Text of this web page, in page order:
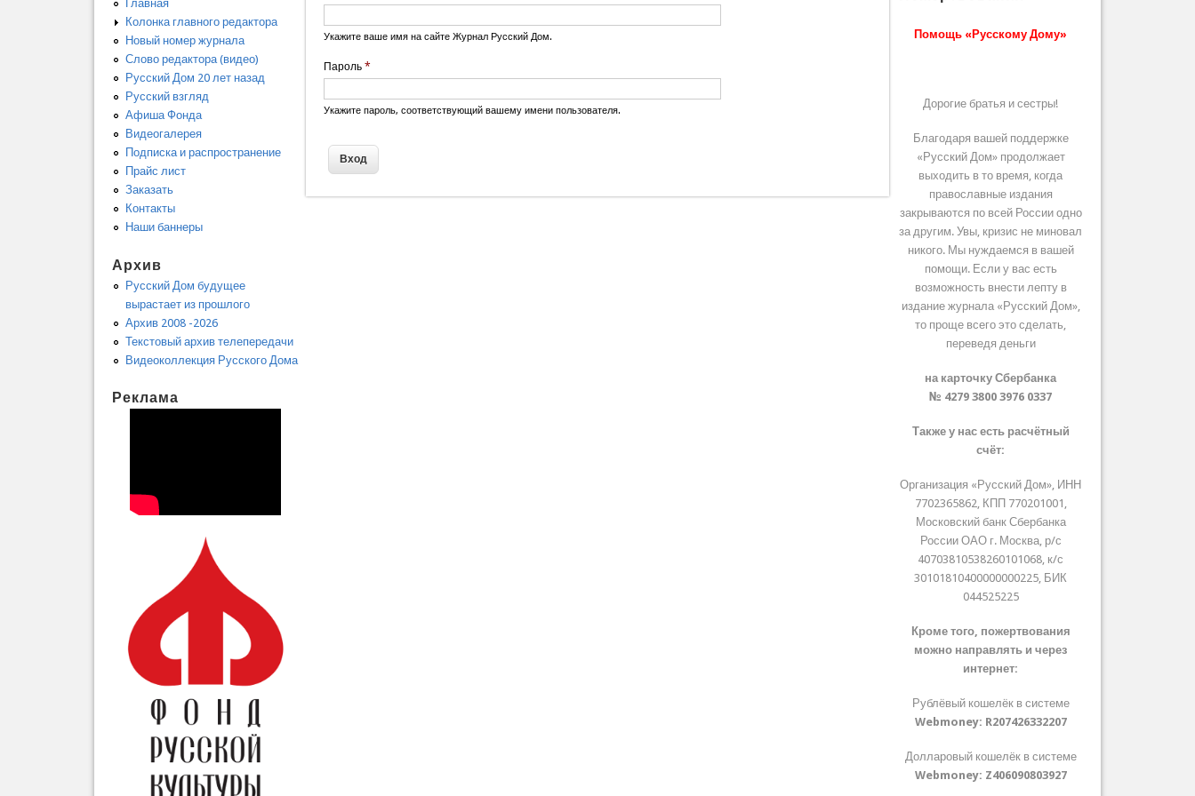
Укажите ваше имя на сайте Журнал Русский Дом.
Пароль*
Укажите пароль, соответствующий вашему имени пользователя.
Главная
Колонка главного редактора
Новый номер журнала
Слово редактора (видео)
Русский Дом 20 лет назад
Русский взгляд
Афиша Фонда
Видеогалерея
Подписка и распространение
Прайс лист
Заказать
Контакты
Наши баннеры
Архив
Русский Дом будущее
вырастает из прошлого
Архив 2008 -2026
Текстовый архив телепередачи
Видеоколлекция Русского Дома
Реклама
Помощь «Русскому Дому»
Дорогие братья и сестры!
Благодаря вашей поддержке
«Русский Дом» продолжает
выходить в то время, когда
православные издания
закрываются по всей России одно
за другим. Увы, кризис не миновал
никого. Мы нуждаемся в вашей
помощи. Если у вас есть
возможность внести лепту в
издание журнала «Русский Дом»,
то проще всего это сделать,
переведя деньги
на карточку Сбербанка
№ 4279 3800 3976 0337
Также у нас есть расчётный
счёт:
Организация «Русский Дом», ИНН
7702365862, КПП 770201001,
Московский банк Сбербанка
России ОАО г. Москва, р/с
40703810538260101068, к/с
30101810400000000225, БИК
044525225
Кроме того, пожертвования
можно направлять и через
интернет:
Рублёвый кошелёк в системе
Webmoney: R207426332207
Долларовый кошелёк в системе
Webmoney: Z406090803927